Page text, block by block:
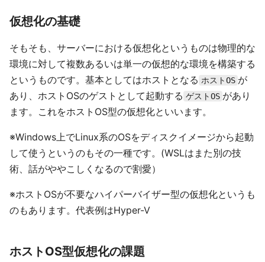
仮想化の基礎
そもそも、サーバーにおける仮想化というものは物理的な
環境に対して複数あるいは単一の仮想的な環境を構築する
というものです。基本としてはホストとなる ホストOS が
あり、ホストOSのゲストとして起動する ゲストOS があり
ます。これをホストOS型の仮想化といいます。
※Windows上でLinux系のOSをディスクイメージから起動
して使うというのもその一種です。(WSLはまた別の技
術、話がややこしくなるので割愛）
※ホストOSが不要なハイパーバイザー型の仮想化というも
のもあります。代表例はHyper-V
ホストOS型仮想化の課題